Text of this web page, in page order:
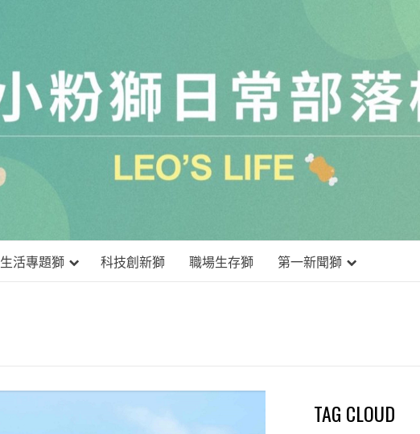
小粉獅日常
生活專題獅 科技創新獅 職場生存獅 第一新聞獅
TAG CLOUD